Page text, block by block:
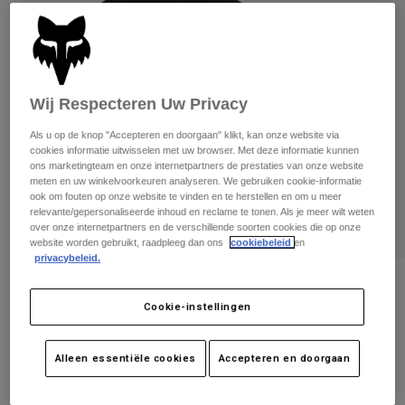
Broeken
Jassen
Handschoenen
Beschermingen
Brillen
Accessoires
Broeken
Handschoenen
Jassen
Protections
Brillen
Sokken
Spare parts
Overhemden
Alles bekijken
Women
T-Shirts & Tops
Hoodies en truien
Jassen
Leggings & Broeken
Beschermers
Brillen
Socks
Alles bekijken
Moto
Helmen
Shirts
Beschermers
Gloves
Beoordelingen
Verstelbare damescap Wordmark
Artikelnummer31637-018-OS
Price reduced from
to
Wij Respecteren Uw Privacy
Als u op de knop "Accepteren en doorgaan" klikt, kan onze website via
cookies informatie uitwisselen met uw browser. Met deze informatie kunnen
ons marketingteam en onze internetpartners de prestaties van onze website
meten en uw winkelvoorkeuren analyseren. We gebruiken cookie-informatie
ook om fouten op onze website te vinden en te herstellen en om u meer
relevante/gepersonaliseerde inhoud en reclame te tonen. Als je meer wilt weten
over onze internetpartners en de verschillende soorten cookies die op onze
website worden gebruikt, raadpleeg dan ons
cookiebeleid en
privacybeleid.
Cookie-instellingen
Alleen essentiële cookies Accepteren en doorgaan